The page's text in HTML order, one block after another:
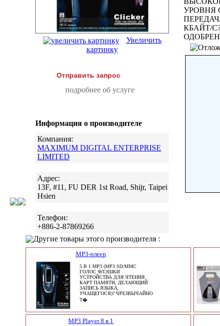
Увеличить
картинку
Отправить запрос
подробнее об услуге
Информация о производителе
Компания:
MAXIMUM DIGITAL ENTERPRISE
LIMITED
Адрес:
13F, #11, FU DER 1st Road, Shijr, Taipei
Hsien
Телефон:
+886-2-87869266
УРОВНЯ
КБАЙТ/
Другие товары этого производителя :
MP3-плеер
5 В 1 MP3 (MP3 SD/MMC
ГОЛОС ФЛЭШКИ
УСТРОЙСТВА ДЛЯ ЧТЕНИЯ
КАРТ ПАМЯТИ, ДЕЛАЮЩИЙ
ЗАПИСЬ ЯЗЫКА,
УЧАЩЕГОСЯ)? ЧРЕЗВЫЧАЙНО
Т�
MP3 Player 8 в 1